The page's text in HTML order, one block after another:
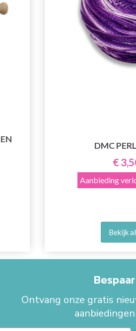
DMC
€
Aanbieding
Bekijk
Ontvang onze gratis